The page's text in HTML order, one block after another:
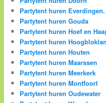
Partytent huren Everdingen.
Partytent huren Gouda
Partytent huren Hoef en
Partytent huren
Partytent huren Houten
Partytent huren Maarssen
Partytent huren Meerkerk
Partytent huren Montfoort
Partytent huren Oudewater